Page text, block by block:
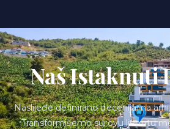
Naš Istaknuti
Naslijeđe definirano decenijama
Transformišemo surovu ljepotu